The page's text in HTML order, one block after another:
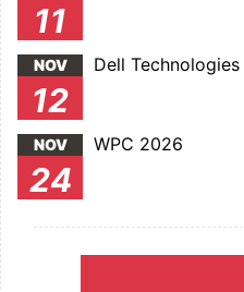
11
NOV
12
Dell
NOV
24
WPC 2026